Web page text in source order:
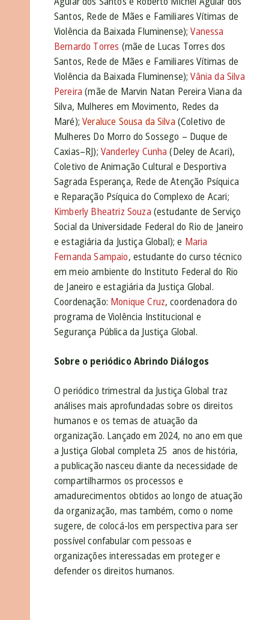
Santos, Rede de Mães e Familiares Vítimas de
Violência da Baixada Fluminense);Vanessa
Bernardo Torres (mãe de Lucas Torres dos
Santos, Rede de Mães e Familiares Vítimas de
Violência da Baixada Fluminense);Vânia da Silva
Pereira (mãe de Marvin Natan Pereira Viana da
Silva, Mulheres em Movimento, Redes da
Maré);Veraluce Sousa da Silva (Coletivo de
Mulheres Do Morro do Sossego – Duque de
Caxias–RJ); Vanderley Cunha (Deley de Acari),
Coletivo de Animação Cultural e Desportiva
Sagrada Esperança, Rede de Atenção Psíquica
e Reparação Psíquica do Complexo de Acari;
Kimberly Bheatriz Souza (estudante de Serviço
Social da Universidade Federal do Rio de Janeiro
e estagiária da Justiça Global); e Maria
Fernanda Sampaio, estudante do curso técnico
em meio ambiente do Instituto Federal do Rio
de Janeiro e estagiária da Justiça Global.
Coordenação: Monique Cruz, coordenadora do
programa de Violência Institucional e
Segurança Pública da Justiça Global.
Sobre o periódico Abrindo Diálogos
O periódico trimestral da Justiça Global traz
análises mais aprofundadas sobre os direitos
humanos e os temas de atuação da
organização. Lançado em 2024, no ano em que
a Justiça Global completa 25 anos de história,
a publicação nasceu diante da necessidade de
compartilharmos os processos e
amadurecimentos obtidos ao longo de atuação
da organização, mas também, como o nome
sugere, de colocá-los em perspectiva para ser
possível confabular com pessoas e
organizações interessadas em proteger e
defender os direitos humanos.